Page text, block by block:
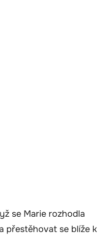
se Marie rozhodla
přestěhovat se blíže k